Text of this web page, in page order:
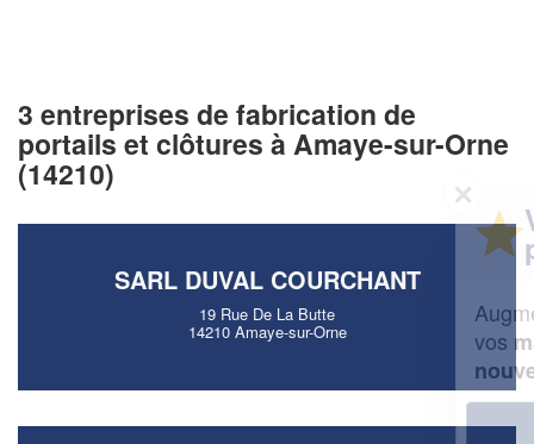
3 entreprises de fabrication de
portails et clôtures à Amaye-sur-Orne
(14210)
SARL DUVAL COURCHANT
19 Rue De La Butte
14210 Amaye-sur-Orne
Vous êtes un
Augmentez votrechiffre d'affaireset
vosmargestout en gagnant de
En savoir plus